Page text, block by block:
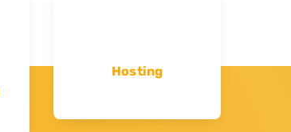
Hosting